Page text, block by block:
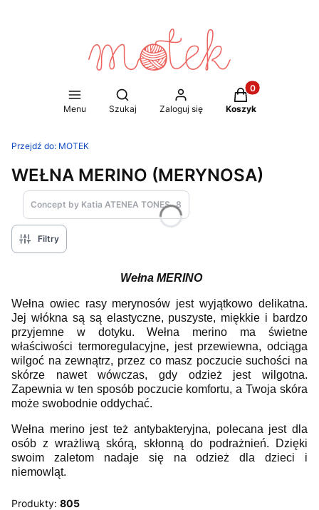
Menu
Otwórz wyszukiwarkę
Szukaj Zaloguj się
Produkty w
Koszyk
Przejdź do: MOTEK
WEŁNA MERINO (MERYNOSA)
Concept by Katia ATENEA TONES 8
Filtry
Wełna MERINO
Wełna owiec rasy merynosów jest wyjątkowo delikatna.
Jej włókna są są elastyczne, puszyste, miękkie i bardzo
przyjemne w dotyku. Wełna merino ma świetne
właściwości termoregulacyjne,jest przewiewna, odciąga
wilgoć na zewnątrz, przez co masz poczucie suchości na
skórze nawet wówczas, gdy odzież jest wilgotna.
Zapewnia w ten sposób poczucie komfortu, a Twoja skóra
może swobodnie oddychać.
Wełna merino jest też antybakteryjna, polecana jest dla
osób z wrażliwą skórą, skłonną do podrażnień. Dzięki
swoim zaletom nadaje się na odzież dla dzieci i
niemowląt.
Produkty: 805